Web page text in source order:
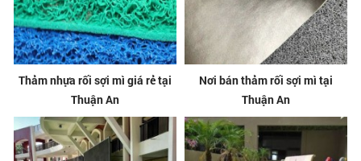
Thảm nhựa rối sợi mì giá rẻ tại
Thuận An
Nơi bán thảm rối sợi mì tại
Thuận An